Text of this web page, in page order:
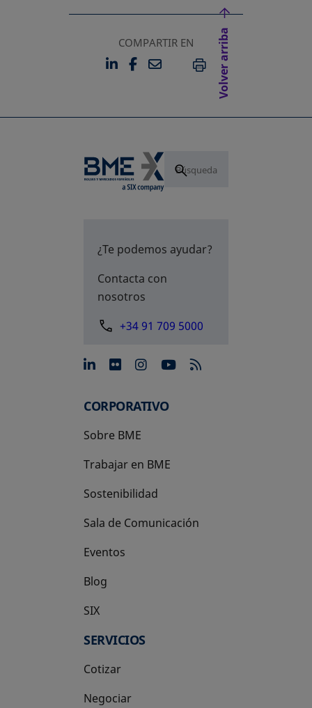
COMPARTIR EN
LINKEDIN
SE ABRE EN UNA PESTAÑA
FACEBOOK
SE ABRE EN UNA
EMAILIMPRIMIR
Volver arriba
¿Te podemos ayudar?
Contacta con
nosotros
+34 91 709 5000
se abre en una pestaña
se abre en una pestaña
se abre en una
se abre en una
CORPORATIVO
Sobre BME
Trabajar en BME
Sostenibilidad
Sala de Comunicación
Eventos
Blog
SIX
se abre en una pestaña nueva
SERVICIOS
Cotizar
Negociar